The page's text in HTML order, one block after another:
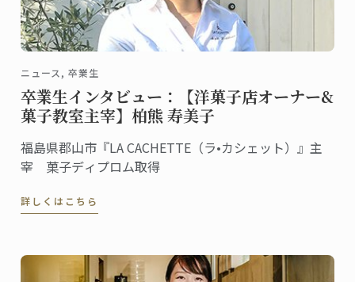
ニュース, 卒業生
卒業生インタビュー：【洋菓子店オーナー&
菓子教室主宰】柏熊 寿美子
福島県郡山市『LA CACHETTE（ラ•カシェット）』主
宰 菓子ディプロム取得
詳しくはこちら